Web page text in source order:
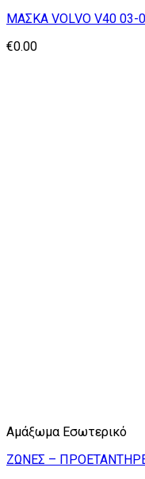
ΜΑΣΚΑ VOLVO V40 03-
€0.00
Αμάξωμα Εσωτερικό
ΖΩΝΕΣ –